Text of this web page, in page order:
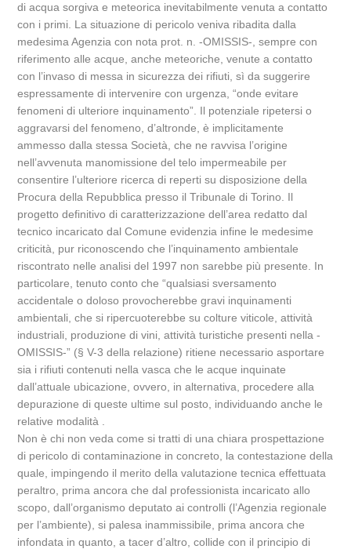
di acqua sorgiva e meteorica inevitabilmente venuta a contatto
con i primi. La situazione di pericolo veniva ribadita dalla
medesima Agenzia con nota prot. n. -OMISSIS-, sempre con
riferimento alle acque, anche meteoriche, venute a contatto
con l’invaso di messa in sicurezza dei rifiuti, sì da suggerire
espressamente di intervenire con urgenza, “onde evitare
fenomeni di ulteriore inquinamento”. Il potenziale ripetersi o
aggravarsi del fenomeno, d’altronde, è implicitamente
ammesso dalla stessa Società, che ne ravvisa l’origine
nell’avvenuta manomissione del telo impermeabile per
consentire l’ulteriore ricerca di reperti su disposizione della
Procura della Repubblica presso il Tribunale di Torino. Il
progetto definitivo di caratterizzazione dell’area redatto dal
tecnico incaricato dal Comune evidenzia infine le medesime
criticità, pur riconoscendo che l’inquinamento ambientale
riscontrato nelle analisi del 1997 non sarebbe più presente. In
particolare, tenuto conto che “qualsiasi sversamento
accidentale o doloso provocherebbe gravi inquinamenti
ambientali, che si ripercuoterebbe su colture viticole, attività
industriali, produzione di vini, attività turistiche presenti nella -
OMISSIS-” (§ V-3 della relazione) ritiene necessario asportare
sia i rifiuti contenuti nella vasca che le acque inquinate
dall’attuale ubicazione, ovvero, in alternativa, procedere alla
depurazione di queste ultime sul posto, individuando anche le
relative modalità .
Non è chi non veda come si tratti di una chiara prospettazione
di pericolo di contaminazione in concreto, la contestazione della
quale, impingendo il merito della valutazione tecnica effettuata
peraltro, prima ancora che dal professionista incaricato allo
scopo, dall’organismo deputato ai controlli (l’Agenzia regionale
per l’ambiente), si palesa inammissibile, prima ancora che
infondata in quanto, a tacer d’altro, collide con il principio di